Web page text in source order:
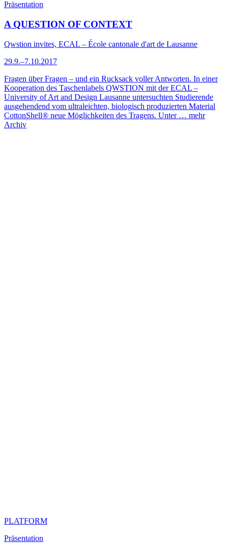
Präsentation
A QUESTION OF CONTEXT
Qwstion invites, ECAL – École cantonale d'art de Lausanne
29.9.–7.10.2017
Fragen über Fragen – und ein Rucksack voller Antworten. In einer
Kooperation des Taschenlabels QWSTION mit der ECAL –
University of Art and Design Lausanne untersuchten Studierende
ausgehendend vom ultraleichten, biologisch produzierten Material
CottonShell® neue Möglichkeiten des Tragens. Unter … mehr
Archiv
PLATFORM
Präsentation